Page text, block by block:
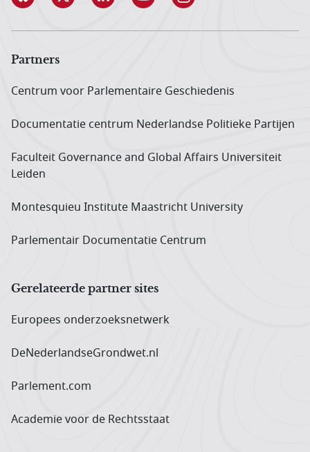
Partners
Centrum voor Parlementaire Geschiedenis
Documentatie centrum Neder­landse Politieke Partijen
Faculteit Governance and Global Affairs Universiteit
Leiden
Montesquieu Institute Maastricht University
Parlementair Documentatie Centrum
Gerelateerde partner sites
Europees onderzoeks­netwerk
DeNederlandseGrondwet.nl
Parlement.com
Academie voor de Rechtsstaat